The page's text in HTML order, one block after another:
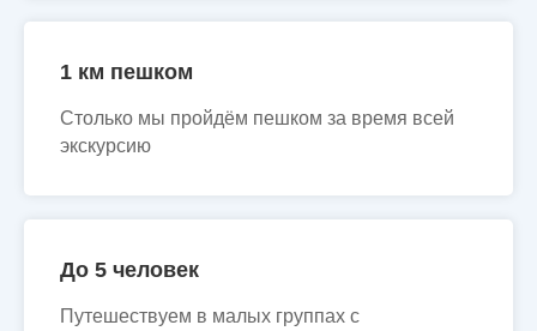
1 км пешком
Столько мы пройдём пешком за время всей
экскурсию
До 5 человек
Путешествуем в малых группах с